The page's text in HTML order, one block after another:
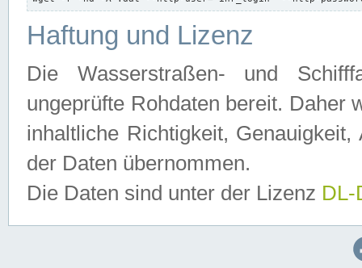
Haftung und Lizenz
Die Wasserstraßen- und
ungeprüfte Rohdaten bereit. Daher
inhaltliche Richtigkeit,
der Daten übernommen.
Die Daten sind unter der Lizenz